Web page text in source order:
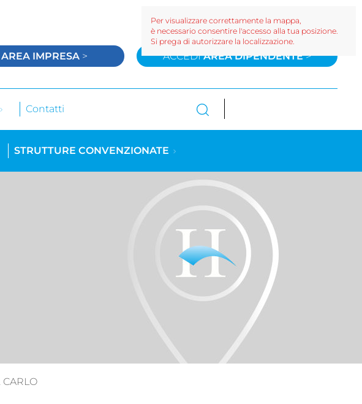
AREA IMPRESA > ACCEDIAREA DIPENDENTE>
Contatti
STRUTTURE CONVENZIONATE
CARLO
Per visualizzare correttamente la mappa,
è necessario consentire l'accesso alla tua posizione.
Si prega di autorizzare la localizzazione.